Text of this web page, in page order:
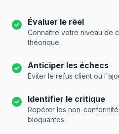
Évaluer le réel
Connaître votre niveau de
théorique.
Anticiper les échecs
Éviter le refus client ou
Identifier le critique
Repérer les non-
bloquantes.